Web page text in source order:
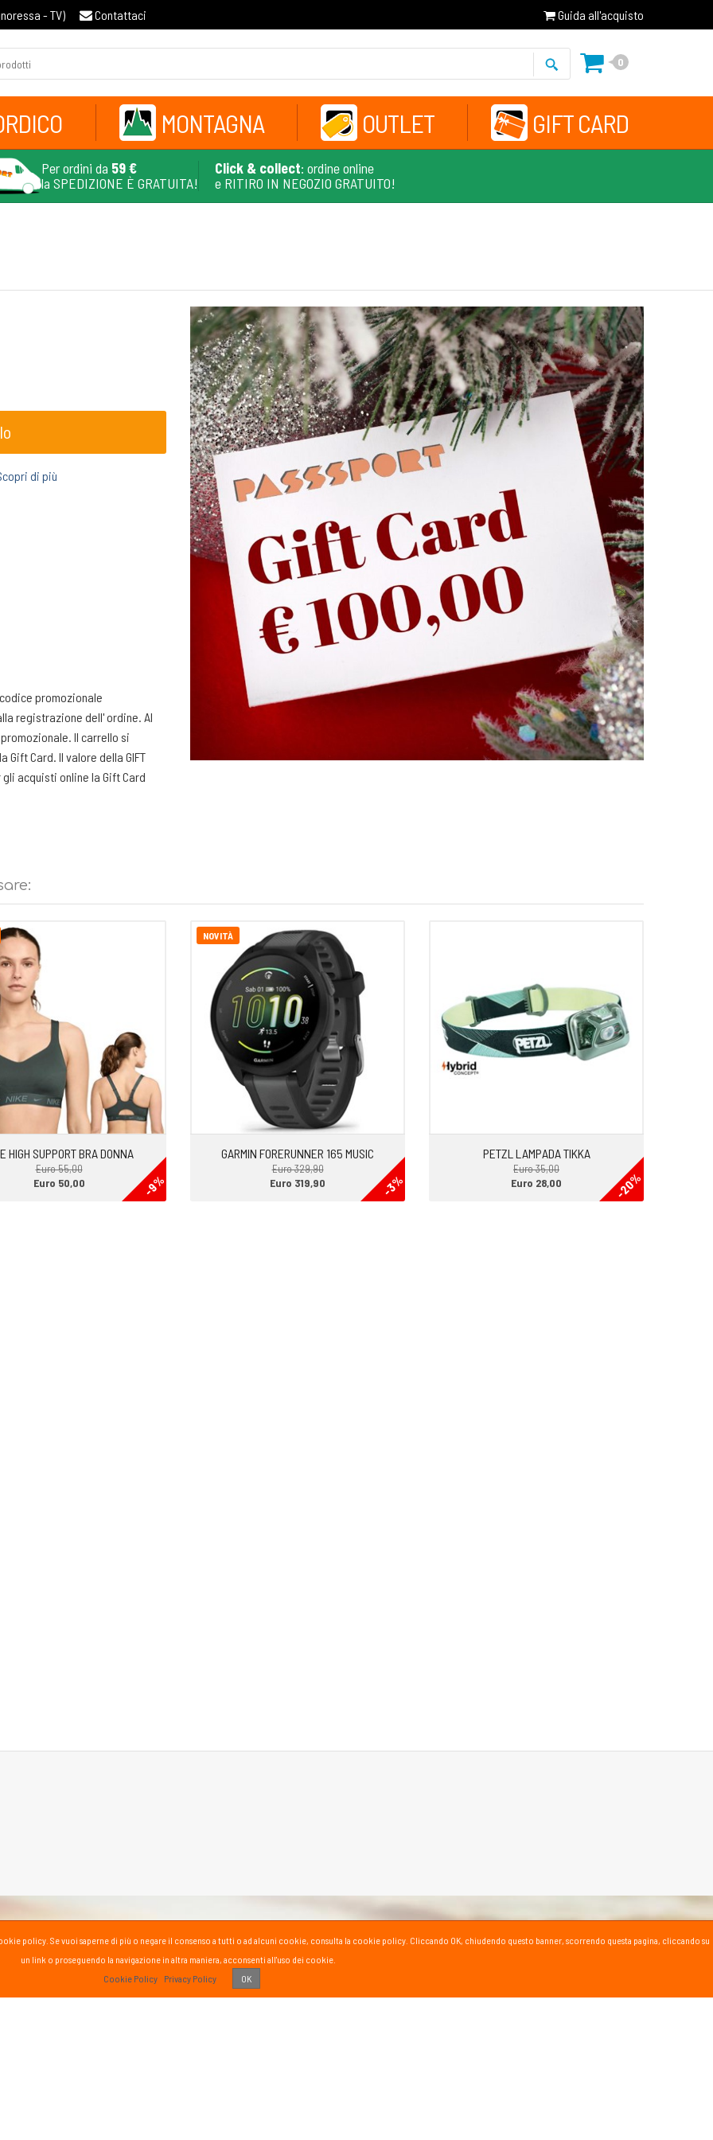
- TV) Contattaci Guida all'acquisto
0
MONTAGNA OUTLET GIFT CARD
Per ordini da 59 €
la SPEDIZIONE È GRATUITA!
Click & collect: ordine online
e RITIRO IN NEGOZIO GRATUITO!
di più
promozionale
registrazione dell' ordine. Al
Il carrello si
Card. Il valore della GIFT
acquisti online la Gift Card
Devi solo stamparla e
Gift Card per l'acquisto dei
per gli acquisti fatti in negozio
Chi riceve la Gift Card sarà
la data di scadenza non trovi
HIGH SUPPORT BRA DONNA
Euro 55,00
-9%
Euro 50,00
NOVITÀ
GARMIN FORERUNNER 165 MUSIC
Euro 329,90
-3%
Euro 319,90
PETZL LAMPADA TIKKA
Euro 35,00
-20%
Euro 28,00
PASSSPORT SU YOUTUBE
policy. Se vuoi saperne di più o negare il consenso a tutti o ad alcuni cookie, consulta la cookie policy. Cliccando OK, chiudendo questo banner, scorrendo questa pagina, cliccando su
un link o proseguendo la navigazione in altra maniera, acconsenti all'uso dei cookie.
Cookie Policy
Privacy Policy OK